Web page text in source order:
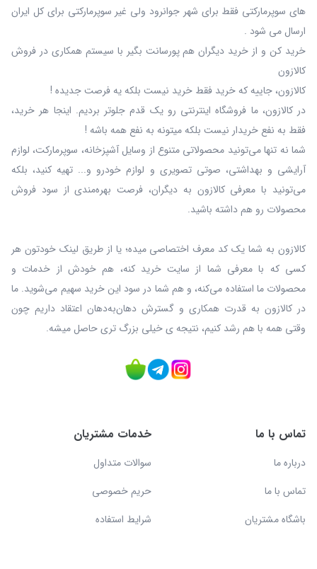
های سوپرمارکتی فقط برای شهر جوانرود ولی غیر سوپرمارکتی برای کل ایران
ارسال می شود .
خرید کن و از خرید دیگران هم پورسانت بگیر با سیستم همکاری در فروش
کالازون
کالازون، جاییه که خرید فقط خرید نیست بلکه یه فرصت جدیده !
در کالازون، ما فروشگاه اینترنتی رو یک قدم جلوتر بردیم. اینجا هر خرید،
فقط به نفع خریدار نیست بلکه میتونه به نفع همه باشه !
شما نه‌ تنها می‌تونید محصولاتی متنوع از وسایل آشپزخانه، سوپرمارکت، لوازم
آرایشی و بهداشتی، صوتی تصویری و لوازم خودرو و... تهیه کنید، بلکه
می‌تونید با معرفی کالازون به دیگران، فرصت بهره‌مندی از سود فروش
محصولات رو هم داشته باشید.
کالازون به شما یک کد معرف اختصاصی میده؛ یا از طریق لینک خودتون هر
کسی که با معرفی شما از سایت خرید کنه، هم خودش از خدمات و
محصولات ما استفاده می‌کنه، و هم شما در سود این خرید سهیم می‌شوید. ما
در کالازون به قدرت همکاری و گسترش دهان‌به‌دهان اعتقاد داریم چون
وقتی همه با هم رشد کنیم، نتیجه ی خیلی بزرگ‌ تری حاصل میشه.
تماس با ما
درباره ما
تماس با ما
باشگاه مشتریان
خدمات مشتریان
سوالات متداول
حریم خصوصی
شرایط استفاده